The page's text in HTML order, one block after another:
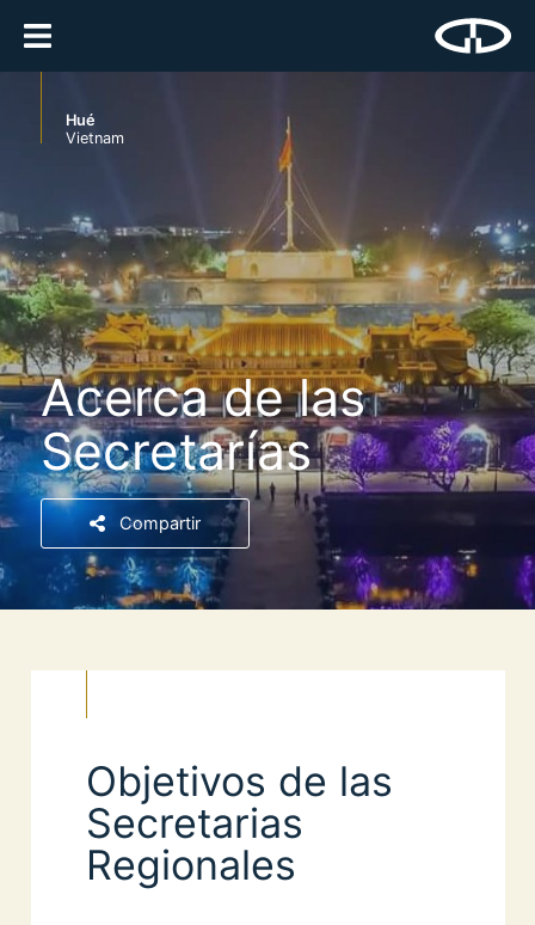
Hué
Vietnam
Acerca de las
Secretarías
Compartir
Objetivos de las
Secretarias
Regionales